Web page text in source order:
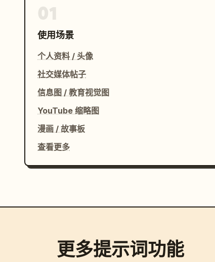
使用场景
个人资料 / 头像
社交媒体帖子
信息图 / 教育视觉图
YouTube 缩略图
漫画 / 故事板
查看更多
更多提示词功能